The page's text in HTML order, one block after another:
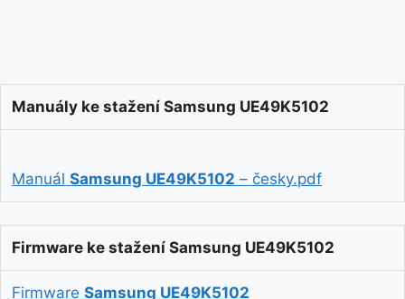
Manuály ke stažení Samsung UE49K5102
Manuál Samsung UE49K5102 – česky.pdf
Firmware ke stažení Samsung UE49K5102
Firmware Samsung UE49K5102